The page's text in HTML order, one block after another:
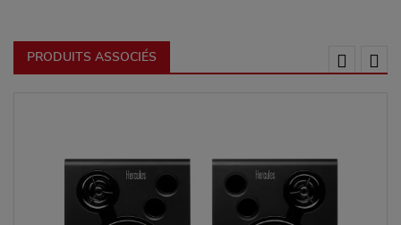
PRODUITS ASSOCIÉS